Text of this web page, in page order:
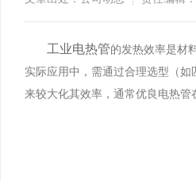
工业电热管的发热效率是材
实际应用中，需通过合理选型（
来较大化其效率，通常优良电热管